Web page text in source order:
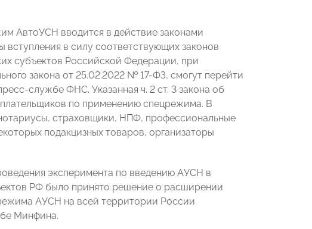
АвтоУСН вводится в действие законами
в силу соответствующих законов
субъектов Российской Федерации, при
закона от 25.02.2022 № 17-ФЗ, смогут перейти
службе ФНС. Указанная ч. 2 ст. 3 закона об
по применению спецрежима. В
страховщики, НПФ, профессиональные
подакцизных товаров, организаторы
эксперимента по введению АУСН в
РФ было принято решение о расширении
АУСН на всей территории России
Минфина.